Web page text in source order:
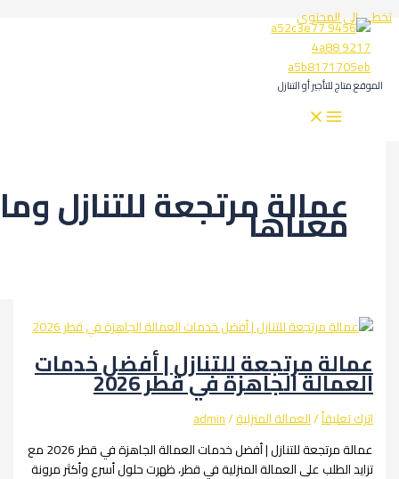
أو التنازل
مرتجعة للتنازل وما
مرتجعة للتنازل | أفضل خدمات
الجاهزة في قطر 2026
/العمالة المنزلية/
admin
عمالة مرتجعة للتنازل | أفضل خدمات العمالة الجاهزة في قطر 2026 مع
على العمالة المنزلية في قطر، ظهرت حلول أسرع وأكثر مرونة